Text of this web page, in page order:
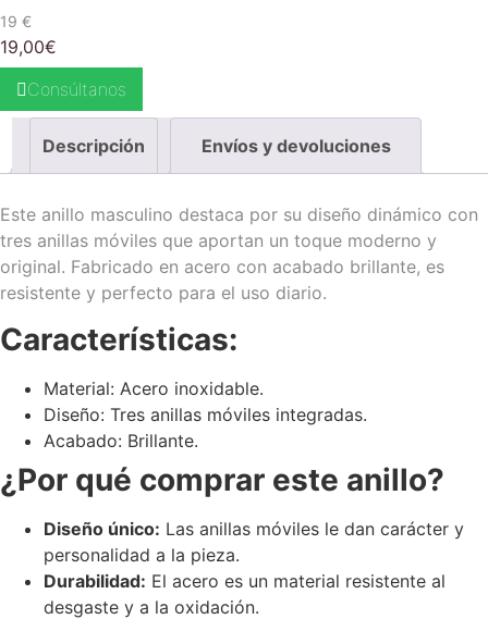
19 €
19,00€
Consúltanos
Descripción Envíos y devoluciones
Este anillo masculino destaca por su diseño dinámico con
tres anillas móviles que aportan un toque moderno y
original. Fabricado en acero con acabado brillante, es
resistente y perfecto para el uso diario.
Características:
Material: Acero inoxidable.
Diseño: Tres anillas móviles integradas.
Acabado: Brillante.
¿Por qué comprar este anillo?
Diseño único: Las anillas móviles le dan carácter y
personalidad a la pieza.
Durabilidad: El acero es un material resistente al
desgaste y a la oxidación.